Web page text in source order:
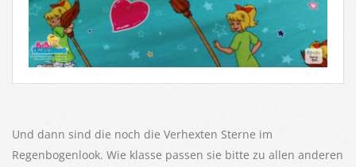
Und dann sind die noch die Verhexten Sterne im
Regenbogenlook. Wie klasse passen sie bitte zu allen anderen